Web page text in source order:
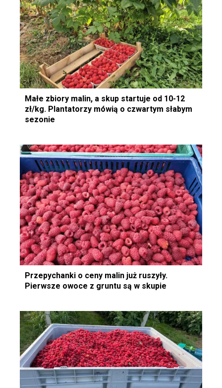
Małe zbiory malin, a skup startuje od 10-12
zł/kg. Plantatorzy mówią o czwartym słabym
sezonie
Przepychanki o ceny malin już ruszyły.
Pierwsze owoce z gruntu są w skupie